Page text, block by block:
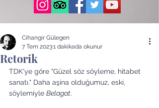
Retorik
Cihangir Gülegen
7 Tem 20231 dakikada okunur
TDK'ye göre "Güzel söz söyleme, hitabet
sanatı." Daha aşina olduğumuz, eski,
söylemiyle Belagat.